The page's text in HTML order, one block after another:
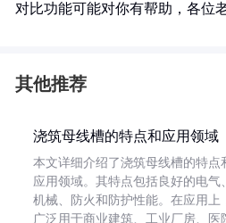
对比功能可能对你有帮助，各位
其他推荐
浇筑母线槽的特点和应用领域
本文详细介绍了浇筑母线槽的特点
应用领域。其特点包括良好的电气、
机械、防火和防护性能。在应用上
广泛用于商业建筑、工业厂房、医